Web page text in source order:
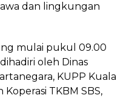
dan lingkungan
mulai pukul 09.00
oleh Dinas
KUPP Kuala
TKBM SBS,